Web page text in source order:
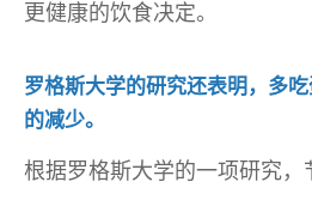
更健康的饮食决定。
罗格斯大学的研究还表明，多
的减少。
根据罗格斯大学的一项研究，